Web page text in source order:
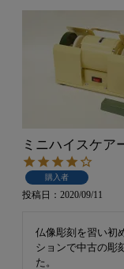
ミニハイスケア
購入者
投稿日 2020/09/11
仏像彫刻を習い初
ションで中古の彫
た。